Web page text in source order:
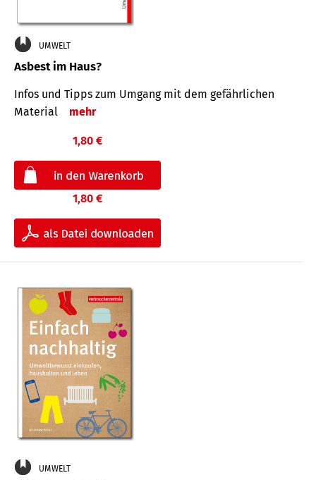
UMWELT
Asbest im Haus?
Infos und Tipps zum Um­gang mit dem ge­fähr­lichen
Mate­rial
mehr
1,80 €
1,80 €
UMWELT